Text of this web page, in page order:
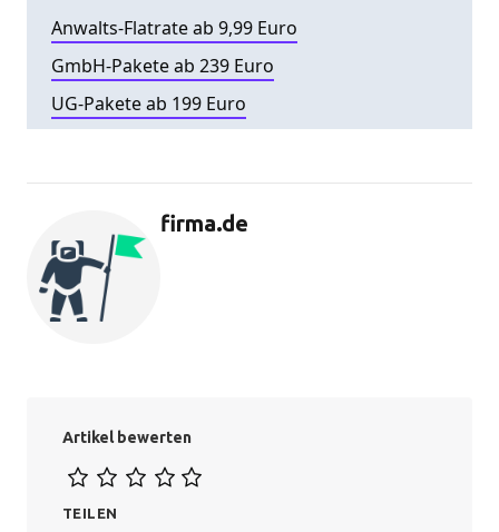
Anwalts-Flatrate ab 9,99 Euro
GmbH-Pakete ab 239 Euro
UG-Pakete ab 199 Euro
firma.de
Artikel bewerten
TEILEN